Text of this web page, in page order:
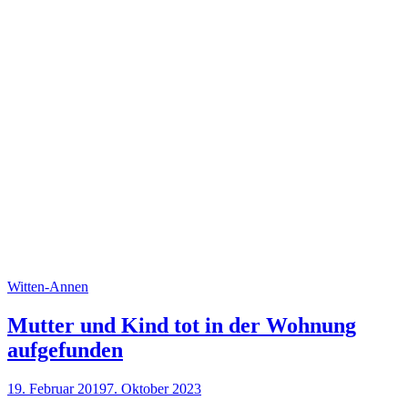
Witten-Annen
Mutter und Kind tot in der Wohnung
aufgefunden
19. Februar 20197. Oktober 2023